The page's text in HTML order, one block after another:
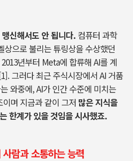
신해서도 안 됩니다. 컴퓨터 과학
상으로 불리는 튜링상을 수상했던
2013년부터 Meta에 합류해 AI를 계
그러다 최근 주식시장에서 AI 거품
와중에, AI가 인간 수준에 미치는
며 지금과 같이 그저 많은 지식을
한계가 있을 것임을 시사했죠.
람과 소통하는 능력